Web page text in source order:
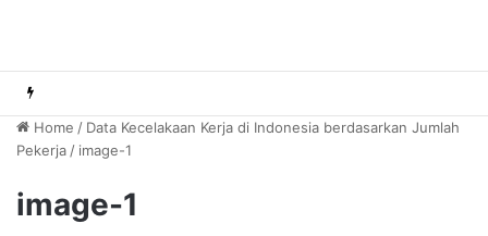
Home / Data Kecelakaan Kerja di Indonesia berdasarkan Jumlah
Pekerja / image-1
image-1